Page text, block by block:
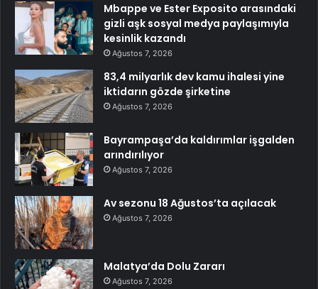
Mbappe ve Ester Exposito arasındaki
gizli aşk sosyal medya paylaşımıyla
kesinlik kazandı
Ağustos 7, 2026
83,4 milyarlık dev kamu ihalesi yine
iktidarın gözde şirketine
Ağustos 7, 2026
Bayrampaşa’da kaldırımlar işgalden
arındırılıyor
Ağustos 7, 2026
Av sezonu 18 Ağustos’ta açılacak
Ağustos 7, 2026
Malatya’da Dolu Zararı
Ağustos 7, 2026